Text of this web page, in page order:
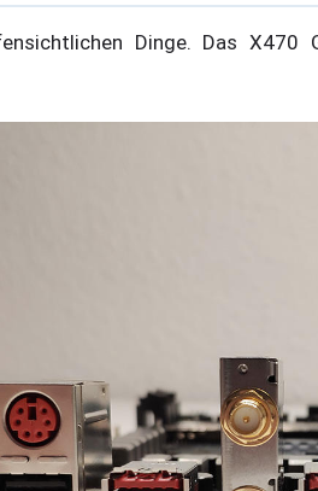
Dinge. Das